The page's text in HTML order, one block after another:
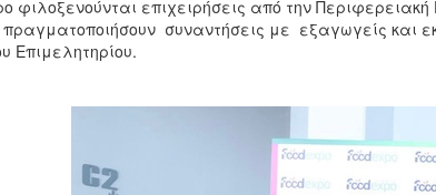
φιλοξενούνται επιχειρήσεις από την
συναντήσεις με εξαγωγείς και
Επιμελητηρίου.